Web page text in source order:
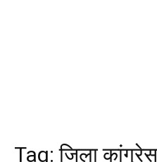
Tag:जिला